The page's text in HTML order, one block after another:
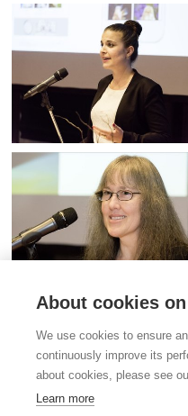
Stiftung für das Tier im Recht (TIR)
Rigistrasse 9
CH - 8006 Zürich
info@tierimrecht.org
About cookies
We use cookies to ensure
continuously improve its
about cookies, please see
Learn more